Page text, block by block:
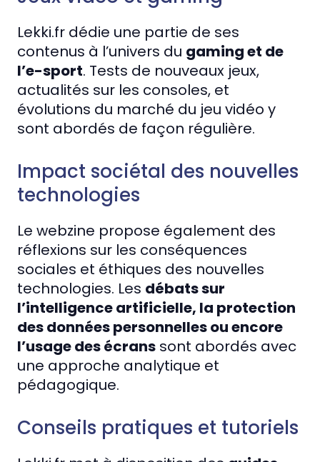
Lekki.fr dédie une partie de ses
contenus à l’univers du gaming et de
l’e-sport. Tests de nouveaux jeux,
actualités sur les consoles, et
évolutions du marché du jeu vidéo y
sont abordés de façon régulière.
Impact sociétal des nouvelles
technologies
Le webzine propose également des
réflexions sur les conséquences
sociales et éthiques des nouvelles
technologies. Les débats sur
l’intelligence artificielle, la protection
des données personnelles ou encore
l’usage des écrans sont abordés avec
une approche analytique et
pédagogique.
Conseils pratiques et tutoriels